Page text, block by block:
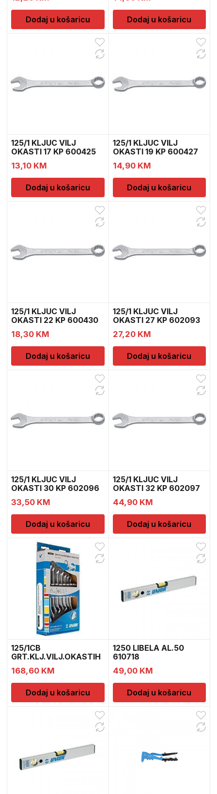
Dodaj u košaricu Dodaj u košaricu
125/1 KLJUC VILJ
OKASTI 17 KP 600425
13,10 KM
Dodaj u košaricu
125/1 KLJUC VILJ
OKASTI 19 KP 600427
14,90 KM
Dodaj u košaricu
125/1 KLJUC VILJ
OKASTI 22 KP 600430
18,30 KM
Dodaj u košaricu
125/1 KLJUC VILJ
OKASTI 27 KP 602093
27,20 KM
Dodaj u košaricu
125/1 KLJUC VILJ
OKASTI 30 KP 602096
33,50 KM
Dodaj u košaricu
125/1 KLJUC VILJ
OKASTI 32 KP 602097
44,90 KM
Dodaj u košaricu
125/1CB
GRT.KLJ.VILJ.OKASTIH
168,60 KM
Dodaj u košaricu
1250 LIBELA AL.50
610718
49,00 KM
Dodaj u košaricu